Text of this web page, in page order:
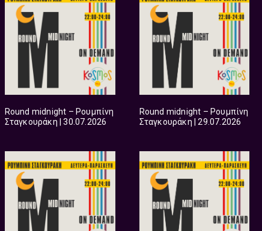
Round midnight – Ρουμπίνη
Σταγκουράκη | 30.07.2026
Round midnight – Ρουμπίνη
Σταγκουράκη | 29.07.2026